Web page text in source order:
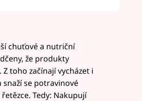
chuťové a nutriční
že produkty
toho začínají vycházet i
se potravinové
Tedy: Nakupují